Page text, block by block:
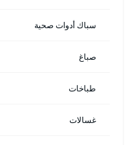
سباك أدوات صحية
صباغ
طباخات
غسالات